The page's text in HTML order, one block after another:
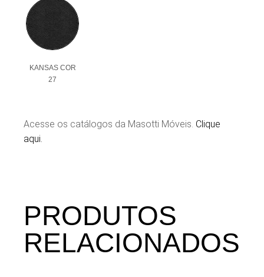
KANSAS COR
27
Acesse os catálogos da Masotti Móveis. Clique
aqui.
PRODUTOS
RELACIONADOS